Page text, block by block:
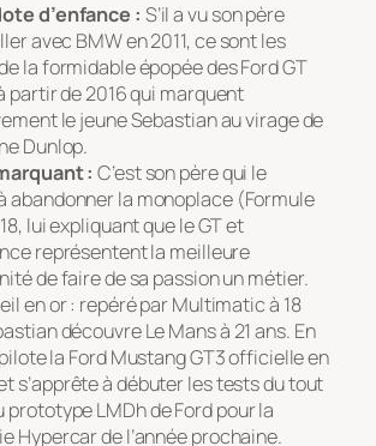
d’enfance : S’il a vu son père
avec BMW en 2011, ce sont les
la formidable épopée des Ford GT
partir de 2016 qui marquent
le jeune Sebastian au virage de
Dunlop.
: C’est son père qui le
abandonner la monoplace (Formule
lui expliquant que le GT et
représentent la meilleure
de faire de sa passion un métier.
en or : repéré par Multimatic à 18
découvre Le Mans à 21 ans. En
la Ford Mustang GT3 officielle en
s’apprête à débuter les tests du tout
prototype LMDh de Ford pour la
Hypercar de l’année prochaine.